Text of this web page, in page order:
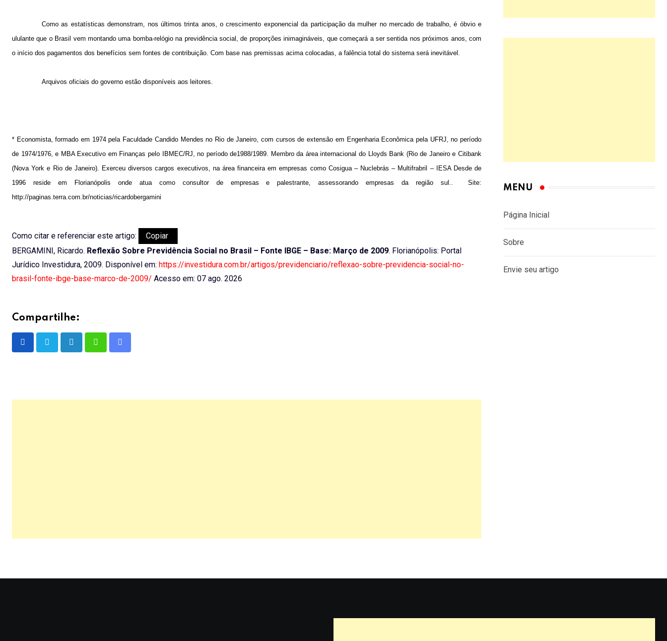
Como as estatísticas demonstram, nos últimos trinta anos, o crescimento exponencial da participação da mulher no mercado de trabalho, é óbvio e
ululante que o Brasil vem montando uma bomba-relógio na previdência social, de proporções inimagináveis, que começará a ser sentida nos próximos anos, com
o início dos pagamentos dos benefícios sem fontes de contribuição. Com base nas premissas acima colocadas, a falência total do sistema será inevitável.
Arquivos oficiais do governo estão disponíveis aos leitores.
* Economista, formado em 1974 pela Faculdade Candido Mendes no Rio de Janeiro, com cursos de extensão em Engenharia Econômica pela UFRJ, no período
de 1974/1976, e MBA Executivo em Finanças pelo IBMEC/RJ, no período de1988/1989. Membro da área internacional do Lloyds Bank (Rio de Janeiro e Citibank
(Nova York e Rio de Janeiro). Exerceu diversos cargos executivos, na área financeira em empresas como Cosigua – Nuclebrás – Multifrabril – IESA Desde de
1996 reside em Florianópolis onde atua como consultor de empresas e palestrante, assessorando empresas da região sul..
Site:
http://paginas.terra.com.br/noticias/ricardobergamini
Como citar e referenciar este artigo:
Copiar
BERGAMINI, Ricardo. Reflexão Sobre Previdência Social no Brasil – Fonte IBGE – Base: Março de 2009. Florianópolis: Portal
Jurídico Investidura, 2009. Disponível em: https://investidura.com.br/artigos/previdenciario/reflexao-sobre-previdencia-social-no-
brasil-fonte-ibge-base-marco-de-2009/ Acesso em: 07 ago. 2026
Compartilhe:
LinkedInWhatsappShare
MENU
Página Inicial
Sobre
Envie seu artigo